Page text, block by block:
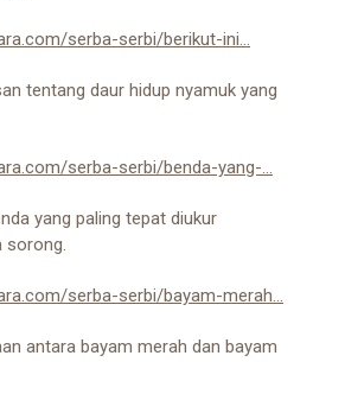
serba-serbi/berikut-ini...
tentang daur hidup nyamuk yang
serba-serbi/benda-yang-...
yang paling tepat diukur
sorong.
serba-serbi/bayam-merah...
antara bayam merah dan bayam